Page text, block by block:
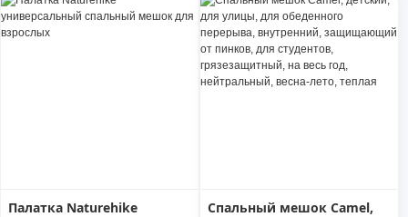
холода, портативный,
одноместный, съемный
Палатка Naturehike
Спальный мешок Camel,